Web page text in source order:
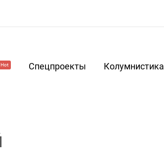
Hot Спецпроекты Колумнистика